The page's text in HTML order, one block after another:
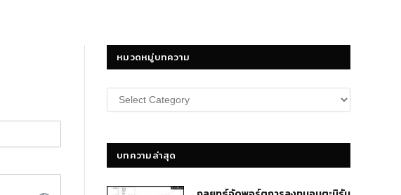
หมวดหมู่บทความ
หมวด
หมู่
บทความล่าสุด